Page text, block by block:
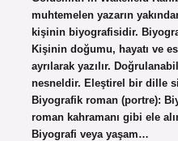
muhtemelen yazarın
kişinin biyografisidir.
Kişinin doğumu, hayatı ve
ayrılarak yazılır.
nesneldir. Eleştirel bir dille
Biyografik roman (portre):
roman kahramanı gibi ele
Biyografi veya yaşam…